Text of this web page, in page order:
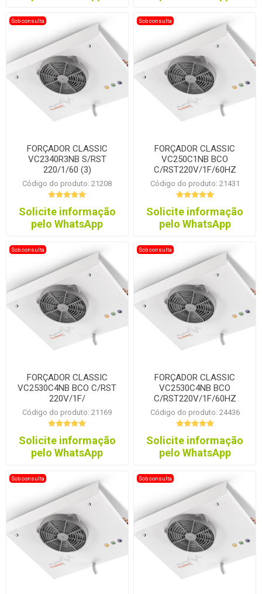
Sob consulta
FORÇADOR CLASSIC
VC2340R3NB S/RST
220/1/60 (3)
Código do produto: 21208
Solicite informação
pelo WhatsApp
Sob consulta
FORÇADOR CLASSIC
VC250C1NB BCO
C/RST220V/1F/60HZ
Código do produto: 21431
Solicite informação
pelo WhatsApp
Sob consulta
FORÇADOR CLASSIC
VC2530C4NB BCO C/RST
220V/1F/
Código do produto: 21169
Solicite informação
pelo WhatsApp
Sob consulta
FORÇADOR CLASSIC
VC2530C4NB BCO
C/RST220V/1F/60HZ
Código do produto: 24436
Solicite informação
pelo WhatsApp
Sob consulta Sob consulta